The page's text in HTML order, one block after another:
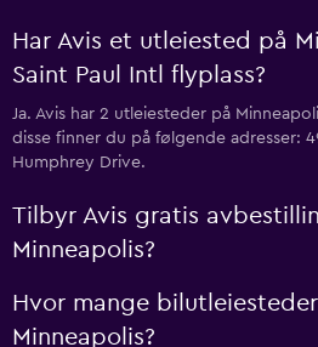
Har Avis et utleiested på
Saint Paul Intl flyplass?
Ja. Avis har 2 utleiesteder på
disse finner du på følgende adresser:
Humphrey Drive.
Tilbyr Avis gratis
Minneapolis?
Hvor mange
Minneapolis?